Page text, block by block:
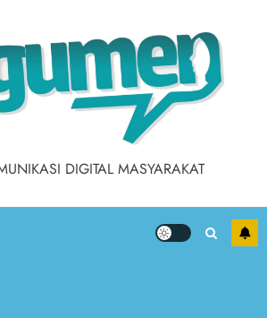
DIGITAL MASYARAKAT